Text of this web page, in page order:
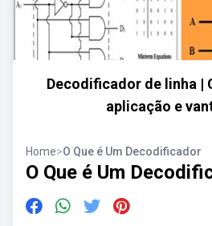
Decodificador de linha |
aplicação e
Home>O Que é Um Decodificador
O Que é Um